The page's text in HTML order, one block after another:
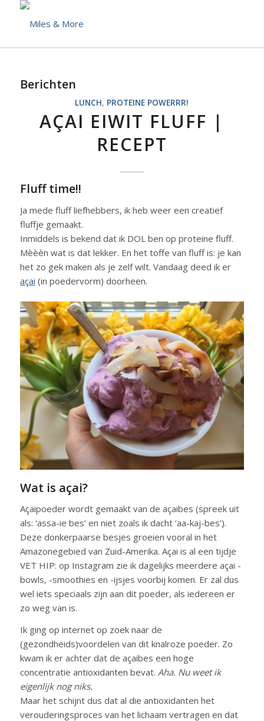
Berichten
LUNCH, PROTEINE POWERRR!
AÇAI EIWIT FLUFF |
RECEPT
Fluff time!!
Ja mede fluff liefhebbers, ik heb weer een creatief
fluffje gemaakt.
Inmiddels is bekend dat ik DOL ben op proteine fluff.
Mèèèn wat is dat lekker. En het toffe van fluff is: je kan
het zo gek maken als je zelf wilt. Vandaag deed ik er
açai (in poedervorm) doorheen.
Wat is açai?
Açaipoeder wordt gemaakt van de açaibes (spreek uit
als: ‘assa-ie bes’ en niet zoals ik dacht ‘aa-kaj-bes’).
Deze donkerpaarse besjes groeien vooral in het
Amazonegebied van Zuid-Amerika. Açai is al een tijdje
VET HIP: op Instagram zie ik dagelijks meerdere açai -
bowls, -smoothies en -ijsjes voorbij komen. Er zal dus
wel iets speciaals zijn aan dit poeder, als iedereen er
zo weg van is.
Ik ging op internet op zoek naar de
(gezondheids)voordelen van dit knalroze poeder. Zo
kwam ik er achter dat de açaibes een hoge
concentratie antioxidanten bevat. Aha. Nu weet ik
eigenlijk nog niks.
Maar het schijnt dus dat al die antioxidanten het
verouderingsproces van het lichaam vertragen en dat